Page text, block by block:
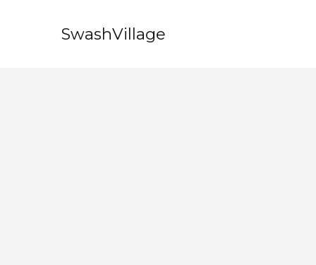
SwashVillage